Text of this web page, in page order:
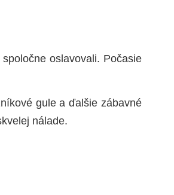
oslavovali. Počasie
gule a ďalšie zábavné
nálade.